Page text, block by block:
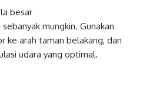
besar
mungkin. Gunakan
ke arah taman belakang, dan
udara yang optimal.